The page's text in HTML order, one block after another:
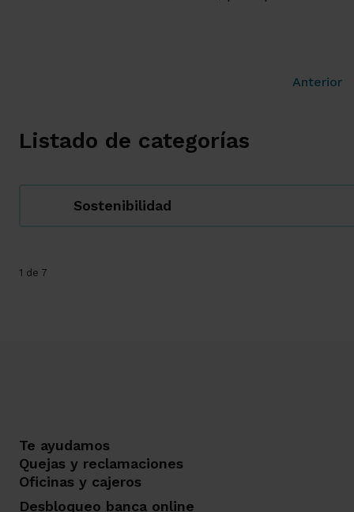
Anterior
Listado de categorías
Sostenibilidad
1 de 7
Te ayudamos
Quejas y reclamaciones
Oficinas y cajeros
Desbloqueo banca online